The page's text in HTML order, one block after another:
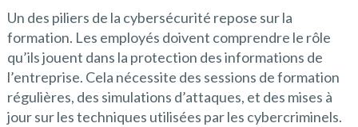
Un des piliers de la cybersécurité repose sur la
formation. Les employés doivent comprendre le rôle
qu’ils jouent dans la protection des informations de
l’entreprise. Cela nécessite des sessions de formation
régulières, des simulations d’attaques, et des mises à
jour sur les techniques utilisées par les cybercriminels.